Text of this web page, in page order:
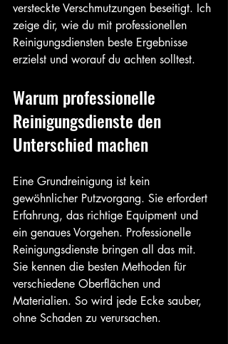
versteckte Verschmutzungen beseitigt. Ich
zeige dir, wie du mit professionellen
Reinigungsdiensten beste Ergebnisse
erzielst und worauf du achten solltest.
Warum professionelle
Reinigungsdienste den
Unterschied machen
Eine Grundreinigung ist kein
gewöhnlicher Putzvorgang. Sie erfordert
Erfahrung, das richtige Equipment und
ein genaues Vorgehen. Professionelle
Reinigungsdienste bringen all das mit.
Sie kennen die besten Methoden für
verschiedene Oberflächen und
Materialien. So wird jede Ecke sauber,
ohne Schaden zu verursachen.